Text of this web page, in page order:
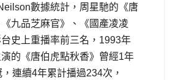
數據統計，周星馳的《唐
九品芝麻官》、《國產凌凌
史上重播率前三名，1993年
的《唐伯虎點秋香》曾經1年
連續4年累計播過234次，